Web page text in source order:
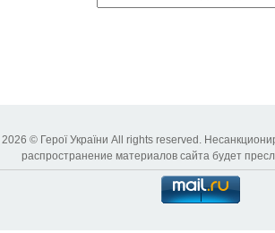
2026 © Герої України All rights reserved.
распространение материалов сайта будет